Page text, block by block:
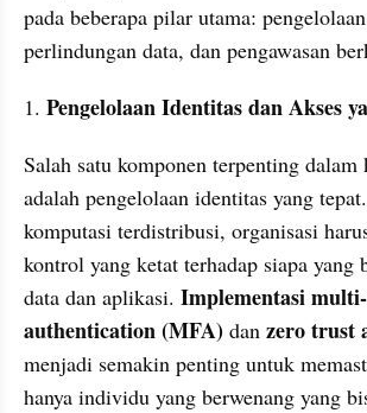
pada beberapa pilar utama:
perlindungan data, dan pengawasan
1. Pengelolaan Identitas dan Akses
Salah satu komponen terpenting dalam
adalah pengelolaan identitas yang
komputasi terdistribusi, organisasi
kontrol yang ketat terhadap siapa yang
data dan aplikasi. Implementasi
authentication (MFA) dan zero trust
menjadi semakin penting untuk
hanya individu yang berwenang yang